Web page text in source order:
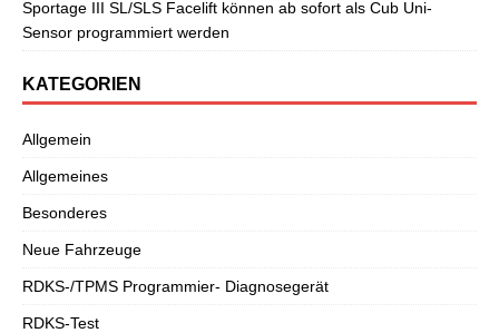
Sportage III SL/SLS Facelift können ab sofort als Cub Uni-
Sensor programmiert werden
KATEGORIEN
Allgemein
Allgemeines
Besonderes
Neue Fahrzeuge
RDKS-/TPMS Programmier- Diagnosegerät
RDKS-Test